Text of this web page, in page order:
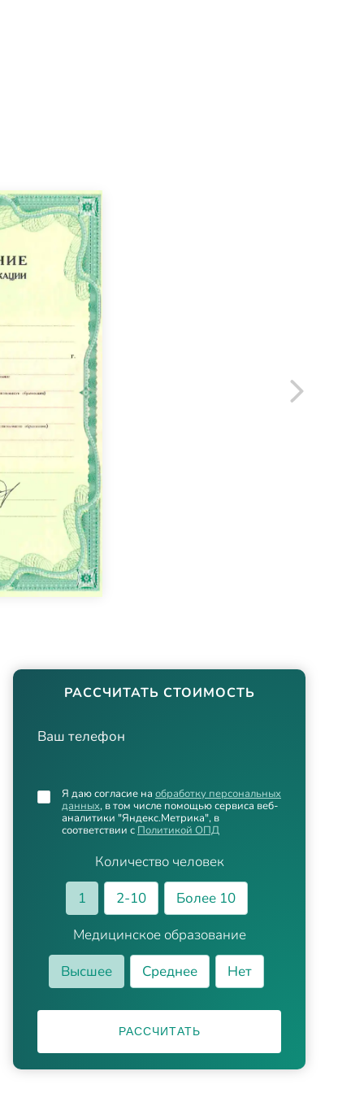
РАССЧИТАТЬ СТОИМОСТЬ
Ваш телефон
Количество человек
1
2-10
Более 10
Медицинское образование
Высшее
Среднее Нет
Я даю согласие на обработку персональных
данных, в том числе помощью сервиса веб-
аналитики "Яндекс.Метрика", в
соответствии с Политикой ОПД
РАССЧИТАТЬ